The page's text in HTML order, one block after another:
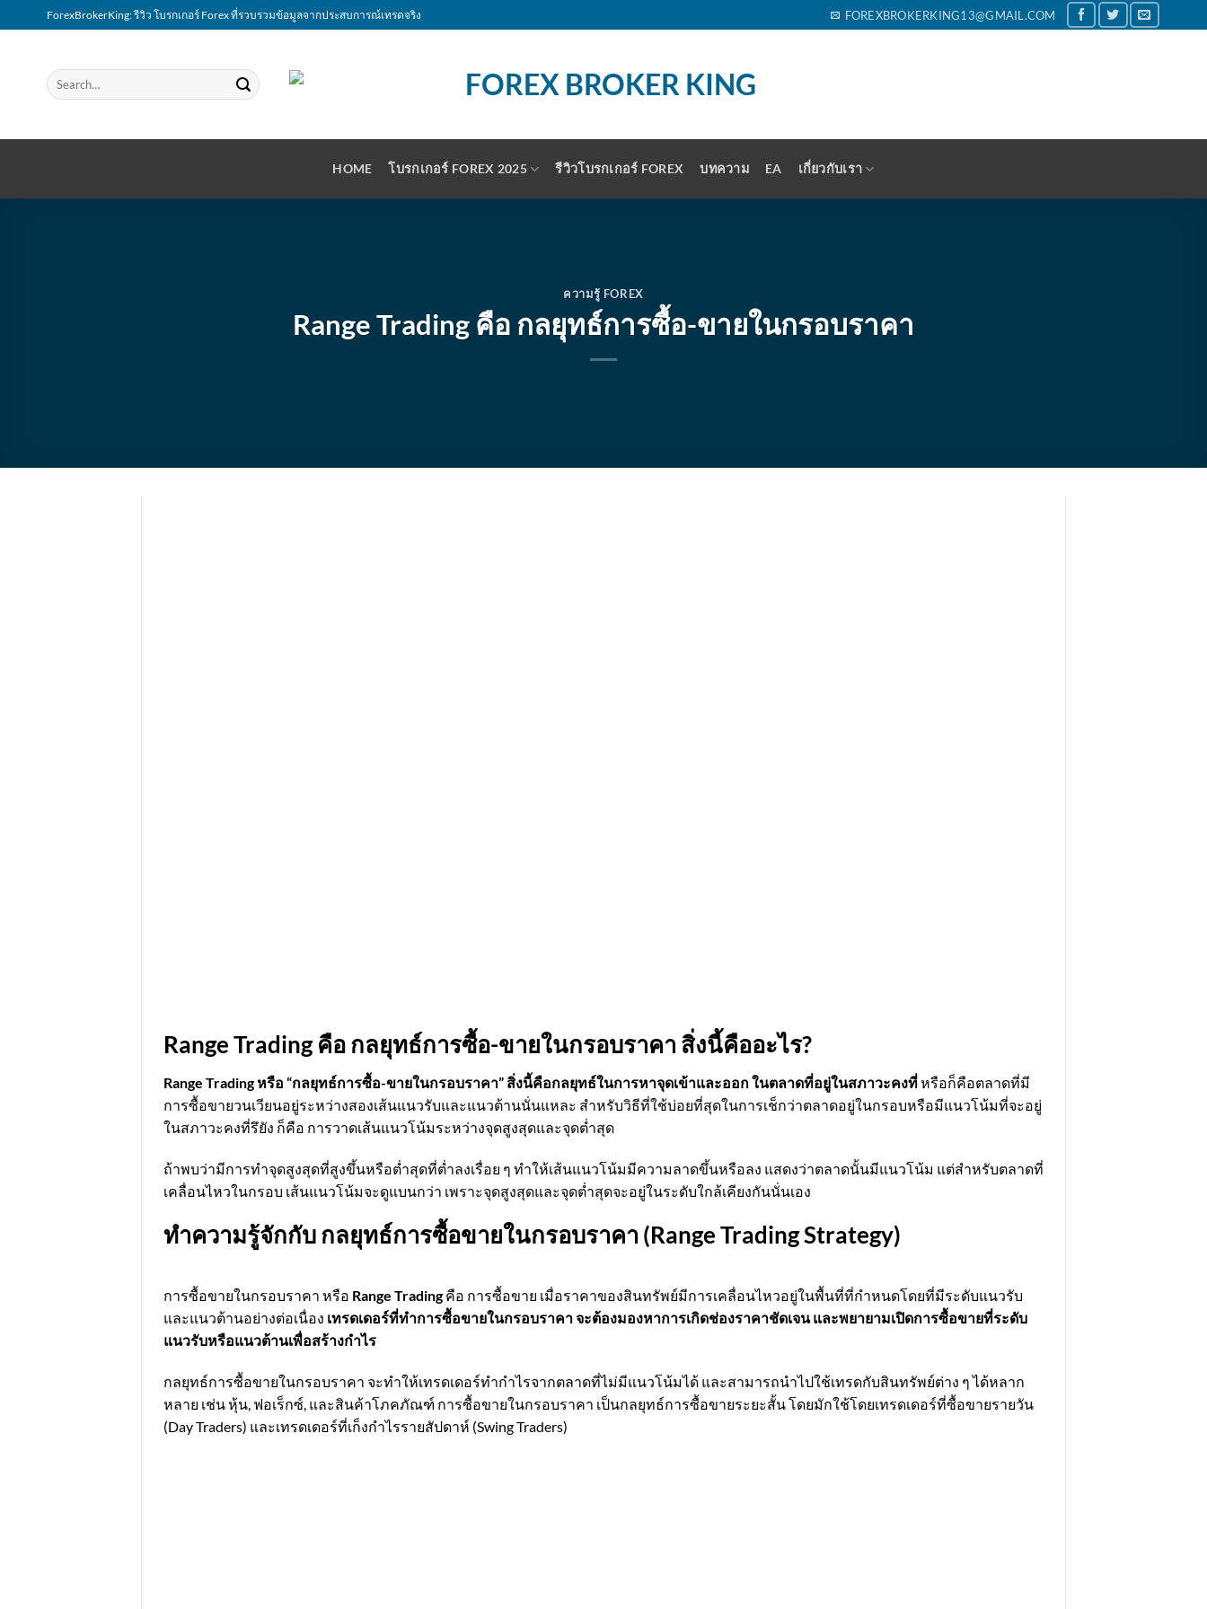
to
ForexBrokerKing: รีวิว โบรกเกอร์ Forex ที่รวบรวมข้อมูลจากประสบการณ์เทรดจริง FOREXBROKERKING13@GMAIL.COM
HOME โบรกเกอร์ FOREX 2025 รีวิวโบรกเกอร์ FOREX บทความ EA เกี่ยวกับเรา
ความรู้ FOREX
Range Trading คือ กลยุทธ์การซื้อ-ขายในกรอบราคา
Range Trading คือ กลยุทธ์การซื้อ-ขายในกรอบราคา สิ่งนี้คืออะไร?
Range Tradingหรือ “กลยุทธ์การซื้อ-ขายในกรอบราคา” สิ่งนี้คือกลยุทธ์ในการหาจุดเข้าและออก ในตลาดที่อยู่ในสภาวะคงที่หรือก็คือตลาดที่มี
การซื้อขายวนเวียนอยู่ระหว่างสองเส้นแนวรับและแนวต้านนั่นแหละ สำหรับวิธีที่ใช้บ่อยที่สุดในการเช็กว่าตลาดอยู่ในกรอบหรือมีแนวโน้มที่จะอยู่
ในสภาวะคงที่รึยัง ก็คือ การวาดเส้นแนวโน้มระหว่างจุดสูงสุดและจุดต่ำสุด
ถ้าพบว่ามีการทำจุดสูงสุดที่สูงขึ้นหรือต่ำสุดที่ต่ำลงเรื่อย ๆ ทำให้เส้นแนวโน้มมีความลาดขึ้นหรือลง แสดงว่าตลาดนั้นมีแนวโน้ม แต่สำหรับตลาดที่
เคลื่อนไหวในกรอบ เส้นแนวโน้มจะดูแบนกว่า เพราะจุดสูงสุดและจุดต่ำสุดจะอยู่ในระดับใกล้เคียงกันนั่นเอง
ทำความรู้จักกับ กลยุทธ์การซื้อขายในกรอบราคา (Range Trading Strategy)
การซื้อขายในกรอบราคา หรือ Range Tradingคือ การซื้อขาย เมื่อราคาของสินทรัพย์มีการเคลื่อนไหวอยู่ในพื้นที่ที่กำหนดโดยที่มีระดับแนวรับ
และแนวต้านอย่างต่อเนื่อง เทรดเดอร์ที่ทำการซื้อขายในกรอบราคา จะต้องมองหาการเกิดช่องราคาชัดเจน และพยายามเปิดการซื้อขายที่ระดับ
แนวรับหรือแนวต้านเพื่อสร้างกำไร
กลยุทธ์การซื้อขายในกรอบราคา จะทำให้เทรดเดอร์ทำกำไรจากตลาดที่ไม่มีแนวโน้มได้ และสามารถนำไปใช้เทรดกับสินทรัพย์ต่าง ๆ ได้หลาก
หลาย เช่น หุ้น, ฟอเร็กซ์, และสินค้าโภคภัณฑ์ การซื้อขายในกรอบราคา เป็นกลยุทธ์การซื้อขายระยะสั้น โดยมักใช้โดยเทรดเดอร์ที่ซื้อขายรายวัน
(Day Traders) และเทรดเดอร์ที่เก็งกำไรรายสัปดาห์ (Swing Traders)